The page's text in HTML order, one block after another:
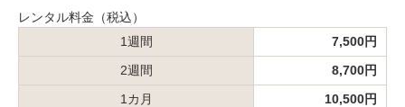
レンタル料金（税込）
1週間
7,500円
2週間
8,700円
1カ月
10,500円